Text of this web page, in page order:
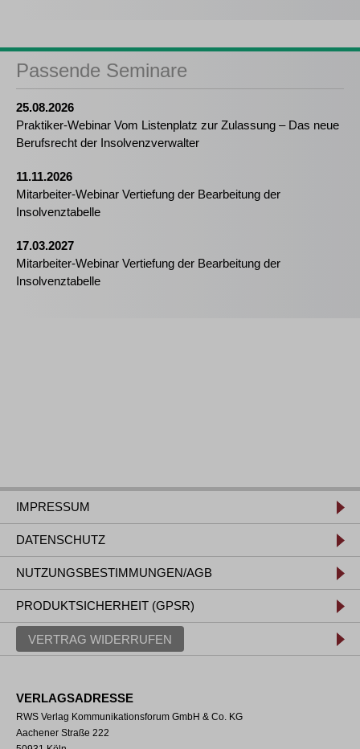
Passende Seminare
25.08.2026
Praktiker-Webinar Vom Listenplatz zur Zulassung – Das neue
Berufsrecht der Insolvenzverwalter
11.11.2026
Mitarbeiter-Webinar Vertiefung der Bearbeitung der
Insolvenztabelle
17.03.2027
Mitarbeiter-Webinar Vertiefung der Bearbeitung der
Insolvenztabelle
IMPRESSUM
DATENSCHUTZ
NUTZUNGSBESTIMMUNGEN/AGB
PRODUKTSICHERHEIT (GPSR)
VERTRAG WIDERRUFEN
VERLAGSADRESSE
RWS Verlag Kommunikationsforum GmbH & Co. KG
Aachener Straße 222